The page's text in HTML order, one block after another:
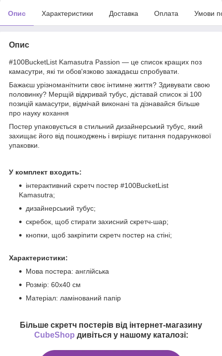
Опис Характеристики Доставка Оплата Умови
Опис
#100BucketList Kamasutra Passion — це список кращих поз
камасутри, які ти обов'язково зажадаєш спробувати.
Бажаєш урізноманітнити своє інтимне життя? Здивувати свою
половинку? Мерщій відкривай тубус, діставай список зі 100
позицій камасутри, відмічай виконані та дізнавайся більше
про науку кохання
Постер упаковується в стильний дизайнерський тубус, який
захищає його від пошкоджень і вирішує питання подарункової
упаковки.
У комплект входить:
інтерактивний скретч постер #100BucketList
Kamasutra;
дизайнерський тубус;
скребок, щоб стирати захисний скретч-шар;
кнопки, щоб закріпити скретч постер на стіні;
Характеристики:
Мова постера: англійська
Розмір: 60x40 см
Матеріал: ламінований папір
Більше скретч постерів від інтернет-магазину
CubeShop дивіться у нашому каталозі: